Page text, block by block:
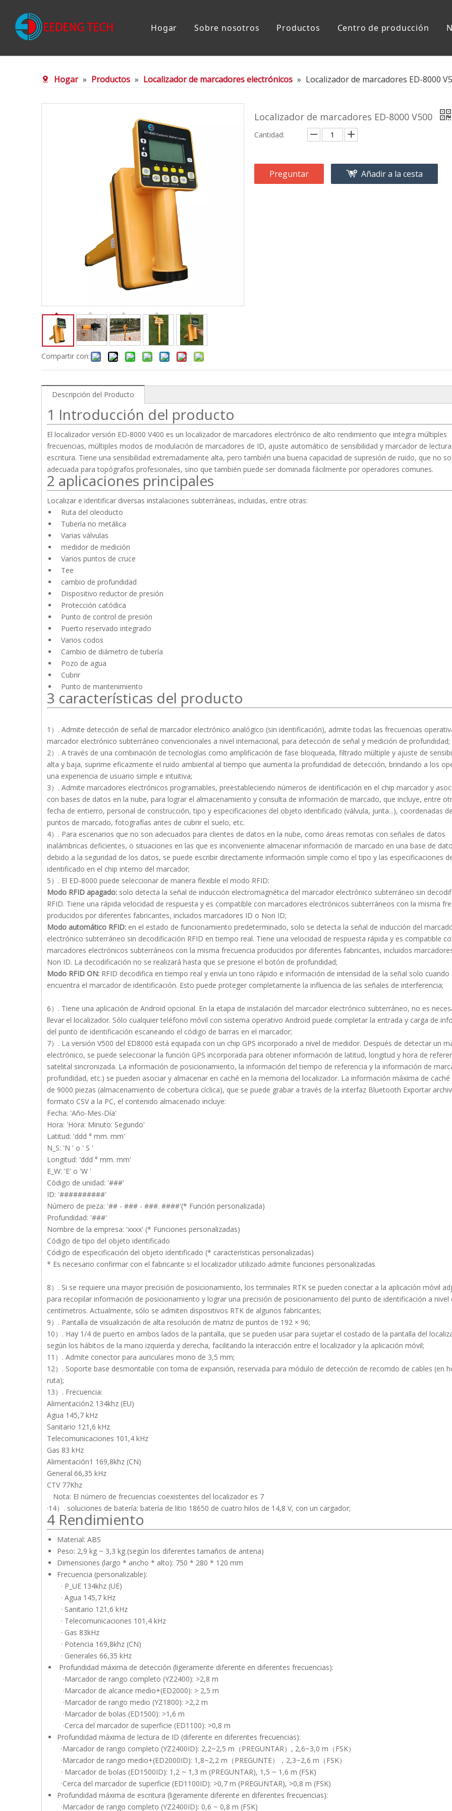
Hogar Sobre nosotros Productos Centro de producción
Hogar » Productos » Localizador de marcadores electrónicos » Localizador de marcadores ED-8000
Compartir con:
Localizador de marcadores ED-8000 V500
Cantidad:
Preguntar Añadir a la cesta
Descripción del Producto
1 Introducción del producto
El localizador versión ED-8000 V400 es un localizador de marcadores electrónico de alto rendimiento que integra múltiples
frecuencias, múltiples modos de modulación de marcadores de ID, ajuste automático de sensibilidad y marcador de
escritura. Tiene una sensibilidad extremadamente alta, pero también una buena capacidad de supresión de ruido, que no
adecuada para topógrafos profesionales, sino que también puede ser dominada fácilmente por operadores comunes.
2 aplicaciones principales
Localizar e identificar diversas instalaciones subterráneas, incluidas, entre otras:
Ruta del oleoducto
Tubería no metálica
Varias válvulas
medidor de medición
Varios puntos de cruce
Tee
cambio de profundidad
Dispositivo reductor de presión
Protección catódica
Punto de control de presión
Puerto reservado integrado
Varios codos
Cambio de diámetro de tubería
Pozo de agua
Cubrir
Punto de mantenimiento
3 características del producto
1）. Admite detección de señal de marcador electrónico analógico (sin identificación), admite todas las frecuencias
marcador electrónico subterráneo convencionales a nivel internacional, para detección de señal y medición de profundidad;
2）. A través de una combinación de tecnologías como amplificación de fase bloqueada, filtrado múltiple y ajuste de
alta y baja, suprime eficazmente el ruido ambiental al tiempo que aumenta la profundidad de detección, brindando a los
una experiencia de usuario simple e intuitiva;
3）. Admite marcadores electrónicos programables, preestableciendo números de identificación en el chip marcador y
con bases de datos en la nube, para lograr el almacenamiento y consulta de información de marcado, que incluye, entre
fecha de entierro, personal de construcción, tipo y especificaciones del objeto identificado (válvula, junta...), coordenadas
puntos de marcado, fotografías antes de cubrir el suelo, etc.
4）. Para escenarios que no son adecuados para clientes de datos en la nube, como áreas remotas con señales de datos
inalámbricas deficientes, o situaciones en las que es inconveniente almacenar información de marcado en una base de
debido a la seguridad de los datos, se puede escribir directamente información simple como el tipo y las especificaciones
identificado en el chip interno del marcador;
5）. El ED-8000 puede seleccionar de manera flexible el modo RFID:
Modo RFID apagado: solo detecta la señal de inducción electromagnética del marcador electrónico subterráneo sin
RFID. Tiene una rápida velocidad de respuesta y es compatible con marcadores electrónicos subterráneos con la misma
producidos por diferentes fabricantes, incluidos marcadores ID o Non ID;
Modo automático RFID: en el estado de funcionamiento predeterminado, solo se detecta la señal de inducción del
electrónico subterráneo sin decodificación RFID en tiempo real. Tiene una velocidad de respuesta rápida y es compatible
marcadores electrónicos subterráneos con la misma frecuencia producidos por diferentes fabricantes, incluidos
Non ID. La decodificación no se realizará hasta que se presione el botón de profundidad;
Modo RFID ON: RFID decodifica en tiempo real y envía un tono rápido e información de intensidad de la señal solo cuando
encuentra el marcador de identificación. Esto puede proteger completamente la influencia de las señales de interferencia;
6）. Tiene una aplicación de Android opcional. En la etapa de instalación del marcador electrónico subterráneo, no es
llevar el localizador. Sólo cualquier teléfono móvil con sistema operativo Android puede completar la entrada y carga de
del punto de identificación escaneando el código de barras en el marcador;
7）. La versión V500 del ED8000 está equipada con un chip GPS incorporado a nivel de medidor. Después de detectar un
electrónico, se puede seleccionar la función GPS incorporada para obtener información de latitud, longitud y hora de
satelital sincronizada. La información de posicionamiento, la información del tiempo de referencia y la información de
profundidad, etc.) se pueden asociar y almacenar en caché en la memoria del localizador. La información máxima de caché
de 9000 piezas (almacenamiento de cobertura cíclica), que se puede grabar a través de la interfaz Bluetooth Exportar
formato CSV a la PC, el contenido almacenado incluye:
Fecha: 'Año-Mes-Día'
Hora: 'Hora: Minuto: Segundo'
Latitud: 'ddd ° mm. mm'
N_S: 'N ' o ' S '
Longitud: 'ddd ° mm. mm'
E_W: 'E' o 'W '
Código de unidad: '###'
ID: '##########'
Número de pieza: '## - ### - ###. ####'(* Función personalizada)
Profundidad: '###'
Nombre de la empresa: 'xxxx' (* Funciones personalizadas)
Código de tipo del objeto identificado
Código de especificación del objeto identificado (* características personalizadas)
* Es necesario confirmar con el fabricante si el localizador utilizado admite funciones personalizadas
8）. Si se requiere una mayor precisión de posicionamiento, los terminales RTK se pueden conectar a la aplicación móvil
para recopilar información de posicionamiento y lograr una precisión de posicionamiento del punto de identificación a nivel
centímetros. Actualmente, sólo se admiten dispositivos RTK de algunos fabricantes;
9）. Pantalla de visualización de alta resolución de matriz de puntos de 192 × 96;
10）. Hay 1/4 de puerto en ambos lados de la pantalla, que se pueden usar para sujetar el costado de la pantalla del
según los hábitos de la mano izquierda y derecha, facilitando la interacción entre el localizador y la aplicación móvil;
11）. Admite conector para auriculares mono de 3,5 mm;
12）. Soporte base desmontable con toma de expansión, reservada para módulo de detección de recorrido de cables (en
ruta);
13）. Frecuencia:
Alimentación2 134khz (EU)
Agua 145,7 kHz
Sanitario 121,6 kHz
Telecomunicaciones 101,4 kHz
Gas 83 kHz
Alimentación1 169,8khz (CN)
General 66,35 kHz
CTV 77Khz
Nota: El número de frecuencias coexistentes del localizador es 7
·14）. soluciones de batería: batería de litio 18650 de cuatro hilos de 14,8 V, con un cargador;
4 Rendimiento
Material: ABS
Peso: 2,9 kg ~ 3,3 kg (según los diferentes tamaños de antena)
Dimensiones (largo * ancho * alto): 750 * 280 * 120 mm
Frecuencia (personalizable):
· P_UE 134khz (UE)
· Agua 145,7 kHz
· Sanitario 121,6 kHz
· Telecomunicaciones 101,4 kHz
· Gas 83kHz
· Potencia 169,8khz (CN)
· Generales 66,35 kHz
Profundidad máxima de detección (ligeramente diferente en diferentes frecuencias):
·Marcador de rango completo (YZ2400): >2,8 m
·Marcador de alcance medio+(ED2000): > 2,5 m
·Marcador de rango medio (YZ1800): >2,2 m
·Marcador de bolas (ED1500): >1,6 m
·Cerca del marcador de superficie (ED1100): >0,8 m
Profundidad máxima de lectura de ID (diferente en diferentes frecuencias):
·Marcador de rango completo (YZ2400ID): 2,2~2,5 m（PREGUNTAR）, 2,6~3,0 m（FSK）
·Marcador de rango medio+(ED2000ID): 1,8~2,2 m（PREGUNTE），2,3~2,6 m（FSK）
· Marcador de bolas (ED1500ID): 1,2 ~ 1,3 m (PREGUNTAR), 1,5 ~ 1,6 m (FSK)
·Cerca del marcador de superficie (ED1100ID): >0,7 m (PREGUNTAR), >0,8 m (FSK)
Profundidad máxima de escritura (ligeramente diferente en diferentes frecuencias):
·Marcador de rango completo (YZ2400ID): 0,6 ~ 0,8 m (FSK)
Localizador de